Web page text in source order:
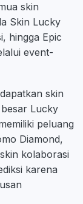
skin
Skin Lucky
hingga Epic
event-
skin
Lucky
peluang
Diamond,
kolaborasi
karena